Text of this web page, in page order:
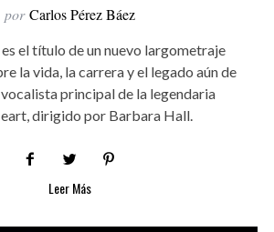
por Carlos Pérez Báez
es el título de un nuevo largometraje
la vida, la carrera y el legado aún de
principal de la legendaria
dirigido por Barbara Hall.
Leer Más